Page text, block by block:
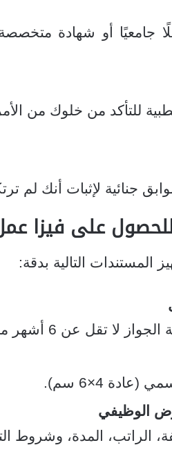
أو شهادة
للتأكد من خلوك من
جنائية لإثبات أنك لم
على فيزا
التالية بدقة:
6 أشهر من تاريخ التقديم.
4×6 سم).
الوظيفي
الراتب، المدة، وشروط